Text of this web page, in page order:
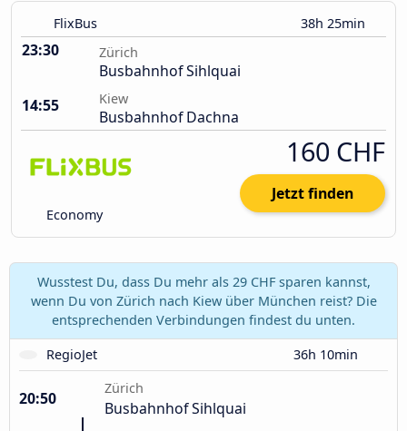
FlixBus 38h 25min
23:30 Zürich
Busbahnhof Sihlquai
14:55
Kiew
Busbahnhof Dachna
Economy
160 CHF
Jetzt finden
Wusstest Du, dass Du mehr als 29 CHF sparen kannst,
wenn Du von Zürich nach Kiew über München reist? Die
entsprechenden Verbindungen findest du unten.
RegioJet
36h 10min
20:50
Zürich
Busbahnhof Sihlquai